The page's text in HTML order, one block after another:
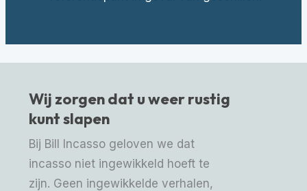
Wij zorgen dat u weer rustig
kunt slapen
Bij Bill Incasso geloven we dat
incasso niet ingewikkeld hoeft te
zijn. Geen ingewikkelde verhalen,